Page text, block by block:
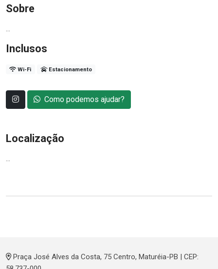
Sobre
...
Inclusos
Wi-Fi Estacionamento
Como podemos ajudar?
Localização
...
Praça José Alves da Costa, 75 Centro, Maturéia-PB | CEP: